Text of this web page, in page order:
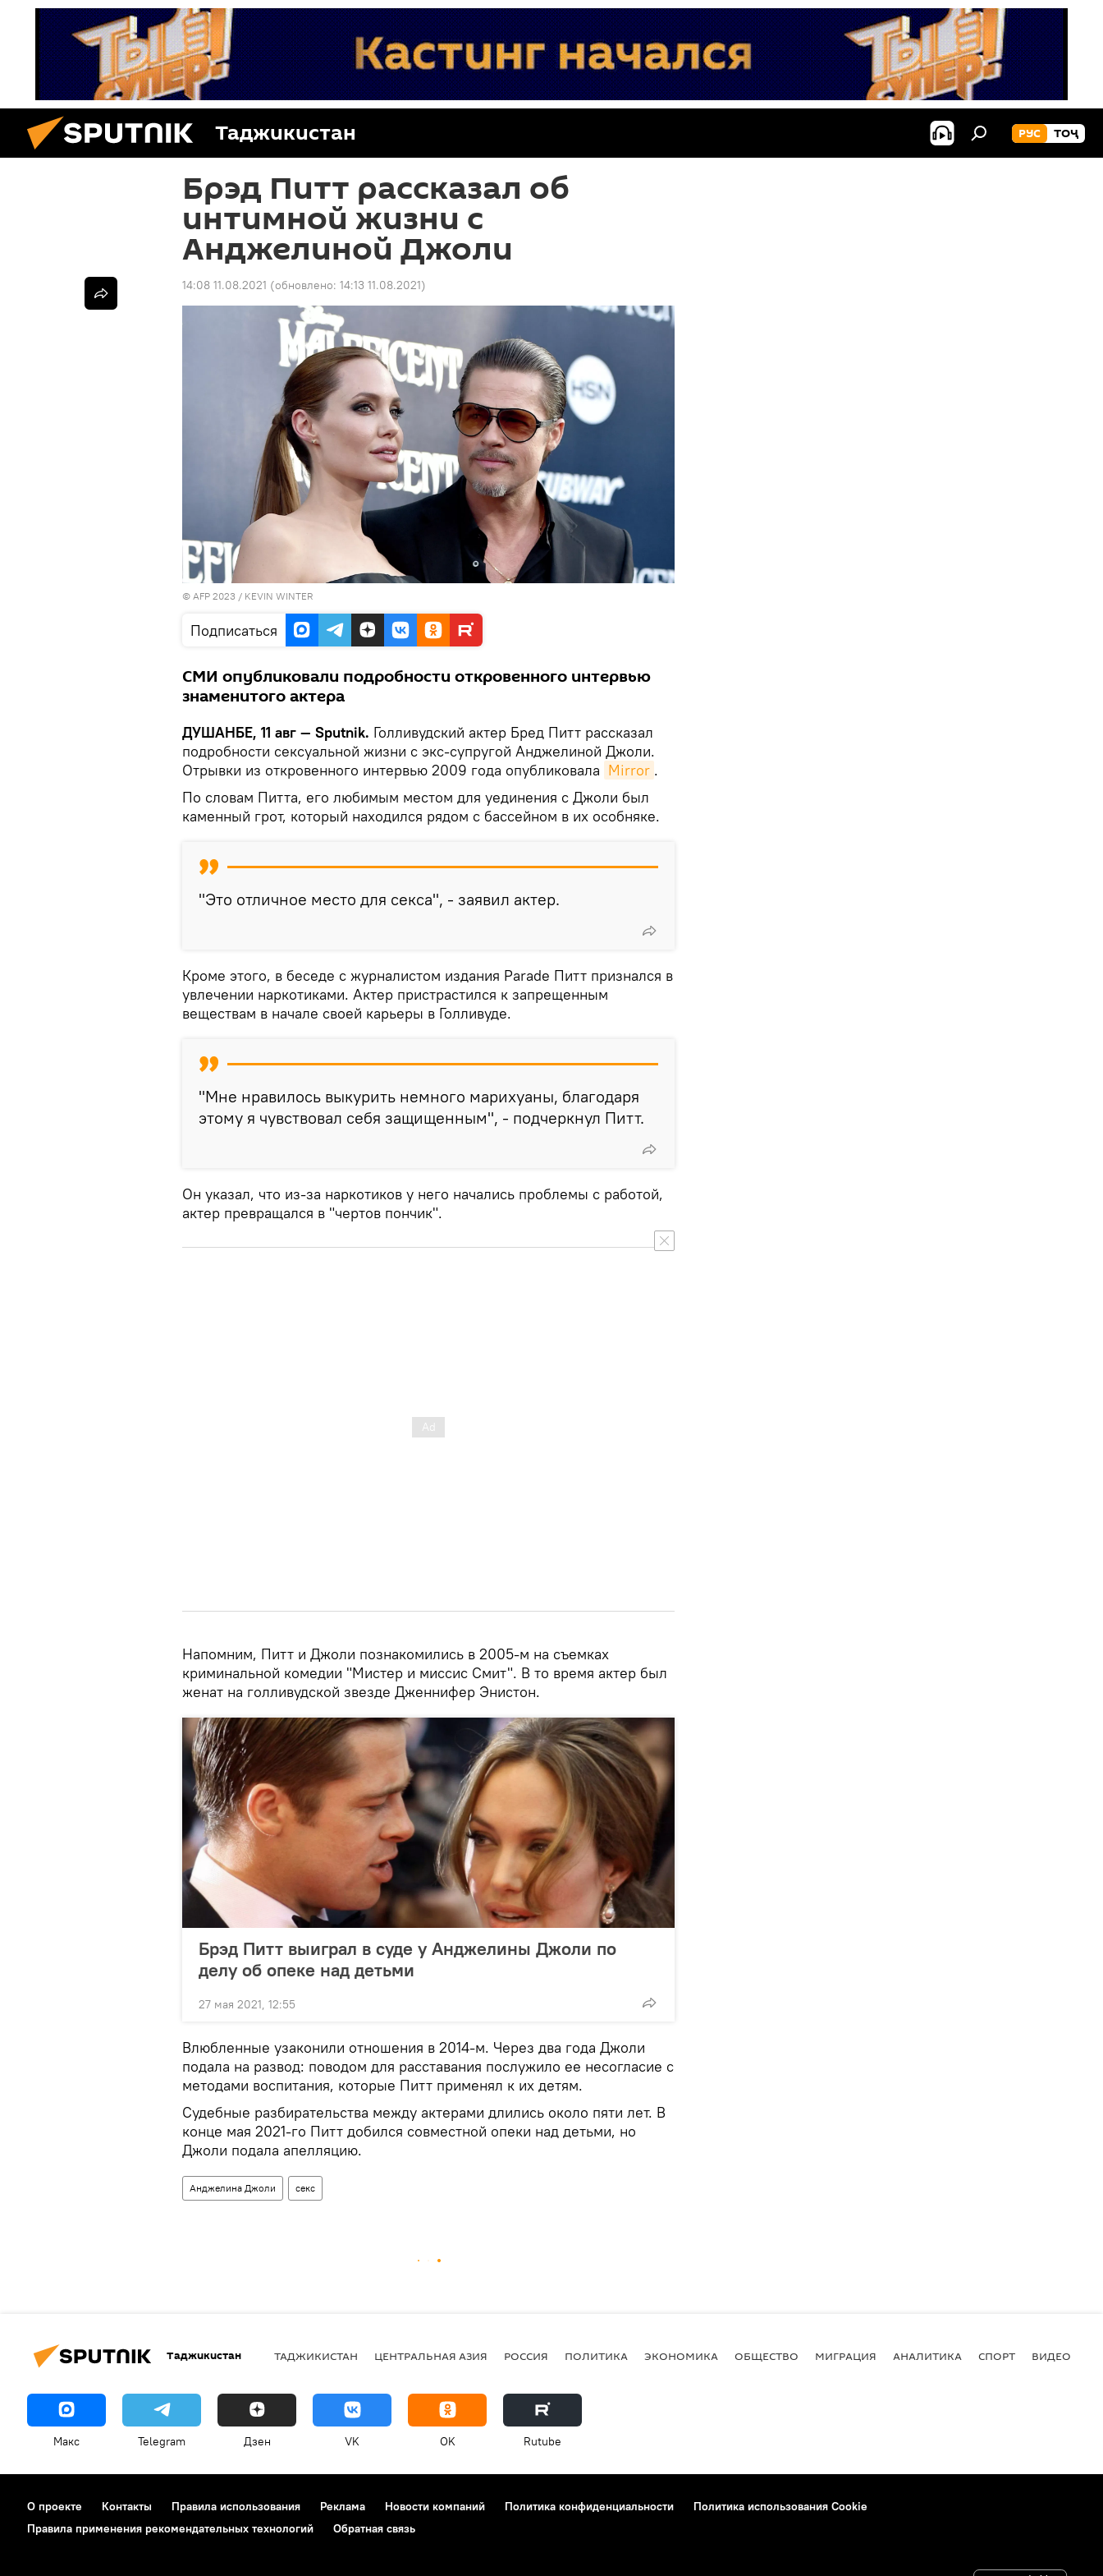
Таджикистан РУС ТОҶ
Брэд Питт рассказал об
интимной жизни с
Анджелиной Джоли
14:08 11.08.2021 (обновлено: 14:13 11.08.2021)
© AFP 2023 / KEVIN WINTER
Подписаться
СМИ опубликовали подробности откровенного интервью
знаменитого актера
ДУШАНБЕ, 11 авг — Sputnik. Голливудский актер Бред Питт рассказал
подробности сексуальной жизни с экс-супругой Анджелиной Джоли.
Отрывки из откровенного интервью 2009 года опубликовала Mirror .
По словам Питта, его любимым местом для уединения с Джоли был
каменный грот, который находился рядом с бассейном в их особняке.
"Это отличное место для секса", - заявил актер.
Кроме этого, в беседе с журналистом издания Parade Питт признался в
увлечении наркотиками. Актер пристрастился к запрещенным
веществам в начале своей карьеры в Голливуде.
"Мне нравилось выкурить немного марихуаны, благодаря
этому я чувствовал себя защищенным", - подчеркнул Питт.
Он указал, что из-за наркотиков у него начались проблемы с работой,
актер превращался в "чертов пончик".
Напомним, Питт и Джоли познакомились в 2005-м на съемках
криминальной комедии "Мистер и миссис Смит". В то время актер был
женат на голливудской звезде Дженнифер Энистон.
Брэд Питт выиграл в суде у Анджелины Джоли по
делу об опеке над детьми
27 мая 2021, 12:55
Влюбленные узаконили отношения в 2014-м. Через два года Джоли
подала на развод: поводом для расставания послужило ее несогласие с
методами воспитания, которые Питт применял к их детям.
Судебные разбирательства между актерами длились около пяти лет. В
конце мая 2021-го Питт добился совместной опеки над детьми, но
Джоли подала апелляцию.
Анджелина Джоли секс
Таджикистан ТАДЖИКИСТАН ЦЕНТРАЛЬНАЯ АЗИЯ РОССИЯ ПОЛИТИКА ЭКОНОМИКА ОБЩЕСТВО МИГРАЦИЯ АНАЛИТИКА СПОРТ ВИДЕО
Макс Telegram Дзен VK OK Rutube
О проекте Контакты Правила использования Реклама Новости компаний Политика конфиденциальности
Политика использования Cookie
Правила применения рекомендательных технологий
Обратная связь